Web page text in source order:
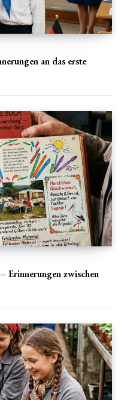
an das erste
Erinnerungen zwischen